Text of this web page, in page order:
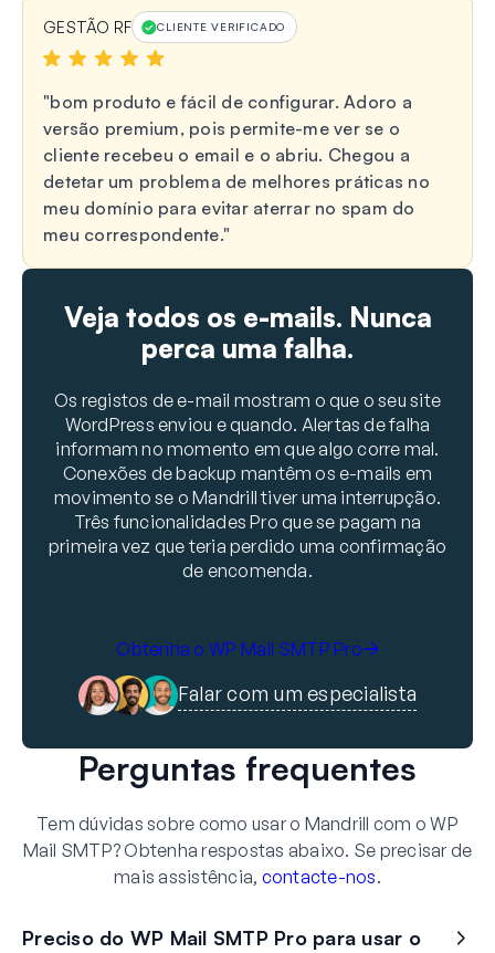
GESTÃO RF CLIENTE VERIFICADO
bom produto e fácil de configurar. Adoro a
versão premium, pois permite-me ver se o
cliente recebeu o email e o abriu. Chegou a
detetar um problema de melhores práticas no
meu domínio para evitar aterrar no spam do
meu correspondente.
Veja todos os e-mails. Nunca
perca uma falha.
Os registos de e-mail mostram o que o seu site
WordPress enviou e quando. Alertas de falha
informam no momento em que algo corre mal.
Conexões de backup mantêm os e-mails em
movimento se o Mandrill tiver uma interrupção.
Três funcionalidades Pro que se pagam na
primeira vez que teria perdido uma confirmação
de encomenda.
Obtenha o WP Mail SMTP Pro
Falar com um especialista
Perguntas frequentes
Tem dúvidas sobre como usar o Mandrill com o WP
Mail SMTP? Obtenha respostas abaixo. Se precisar de
mais assistência, contacte-nos.
Preciso do WP Mail SMTP Pro para usar o